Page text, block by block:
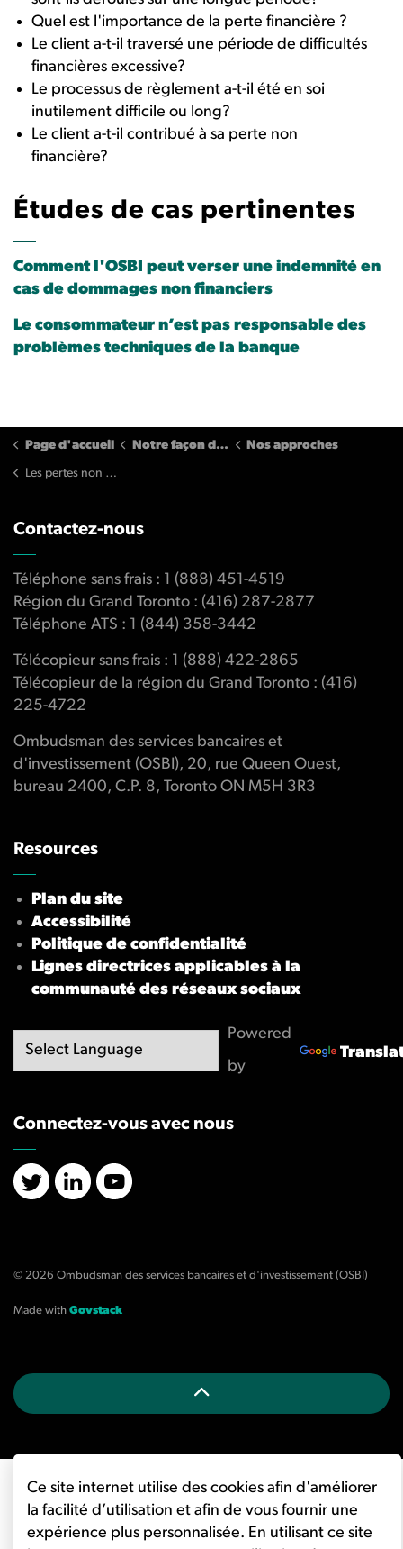
Ce site internet utilise des cookies afin d'améliorer
la facilité d’utilisation et afin de vous fournir une
expérience plus personnalisée. En utilisant ce site
Quel est l'importance de la perte financière ?
Le client a-t-il traversé une période de difficultés
financières excessive?
Le processus de règlement a-t-il été en soi
inutilement difficile ou long?
Le client a-t-il contribué à sa perte non
financière?
Études de cas pertinentes
Comment l'OSBI peut verser une indemnité en
cas de dommages non financiers
Le consommateur n’est pas responsable des
problèmes techniques de la banque
Page d'accueil Notre façon de travailler Nos approches
Les pertes non financières
Contactez-nous
Téléphone sans frais : 1 (888) 451-4519
Région du Grand Toronto : (416) 287-2877
Téléphone ATS : 1 (844) 358-3442
Télécopieur sans frais : 1 (888) 422-2865
Télécopieur de la région du Grand Toronto : (416)
225-4722
Ombudsman des services bancaires et
d'investissement (OSBI), 20, rue Queen Ouest,
bureau 2400, C.P. 8, Toronto ON M5H 3R3
Resources
Plan du site
Accessibilité
Politique de confidentialité
Lignes directrices applicables à la
communauté des réseaux sociaux
Powered
by
Connectez-vous avec nous
X/TwitterLinkedInYouTube
© 2026 Ombudsman des services bancaires et d'investissement (OSBI)
Made with Govstack